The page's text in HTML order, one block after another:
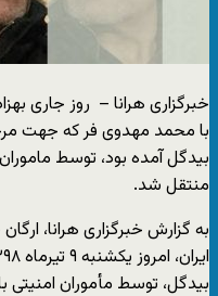
خبرگزاری هرانا – روز جاری
با محمد مهدوی فر که جهت
بیدگل آمده بود، توسط
منتقل شد.
به گزارش خبرگزاری هرانا،
بیدگل، توسط مأموران امنیتی